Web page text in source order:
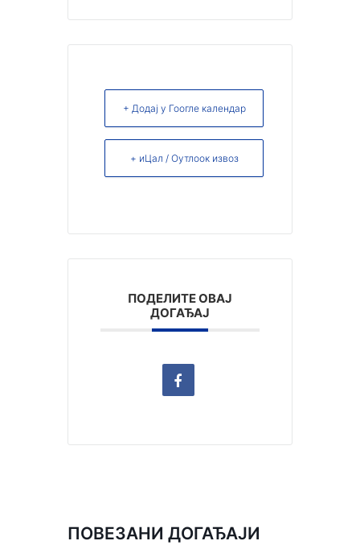
+ Додај у Гоогле календар
+ иЦал / Оутлоок извоз
ПОДЕЛИТЕ ОВАЈ
ДОГАЂАЈ
ПОВЕЗАНИ ДОГАЂАЈИ